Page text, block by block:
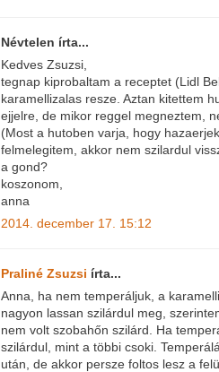
Névtelen írta...
Kedves Zsuzsi,
tegnap kiprobaltam a receptet (Lidl
karamellizalas resze. Aztan kitettem
ejjelre, de mikor reggel megneztem,
(Most a hutoben varja, hogy
felmelegitem, akkor nem szilardul
a gond?
koszonom,
anna
2014. december 17. 15:12
Praliné Zsuzsi írta...
Anna, ha nem temperáljuk, a
nagyon lassan szilárdul meg,
nem volt szobahőn szilárd. Ha
szilárdul, mint a többi csoki.
után, de akkor persze foltos lesz a